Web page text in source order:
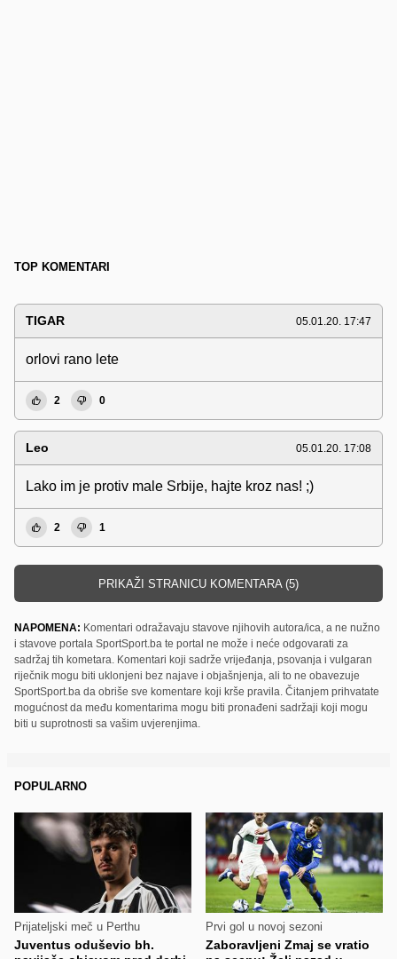
TOP KOMENTARI
TIGAR 05.01.20. 17:47
orlovi rano lete
2 0
Leo 05.01.20. 17:08
Lako im je protiv male Srbije, hajte kroz nas! ;)
2 1
PRIKAŽI STRANICU KOMENTARA (5)
NAPOMENA: Komentari odražavaju stavove njihovih autora/ica, a ne nužno
i stavove portala SportSport.ba te portal ne može i neće odgovarati za
sadržaj tih kometara. Komentari koji sadrže vrijeđanja, psovanja i vulgaran
riječnik mogu biti uklonjeni bez najave i objašnjenja, ali to ne obavezuje
SportSport.ba da obriše sve komentare koji krše pravila. Čitanjem prihvatate
mogućnost da među komentarima mogu biti pronađeni sadržaji koji mogu
biti u suprotnosti sa vašim uvjerenjima.
POPULARNO
Prijateljski meč u Perthu
Juventus oduševio bh.
Prvi gol u novoj sezoni
Zaboravljeni Zmaj se vratio